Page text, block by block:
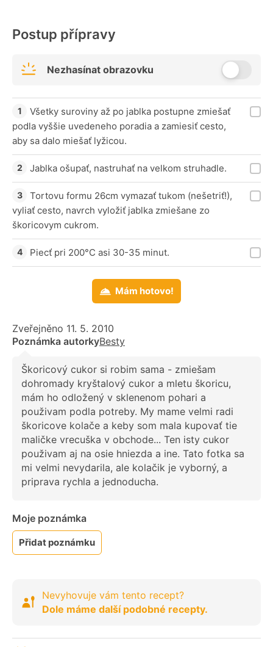
Postup přípravy
Nezhasínat obrazovku
Všetky suroviny až po jablka postupne zmiešať
podla vyššie uvedeneho poradia a zamiesiť cesto,
aby sa dalo miešať lyžicou.
Jablka ošupať, nastruhať na velkom struhadle.
Tortovu formu 26cm vymazať tukom (nešetriť!),
vyliať cesto, navrch vyložiť jablka zmiešane zo
škoricovym cukrom.
Piecť pri 200°C asi 30-35 minut.
Mám hotovo!
Zveřejněno 11. 5. 2010
Poznámka autorkyBesty
Škoricový cukor si robim sama - zmiešam
dohromady kryštalový cukor a mletu škoricu,
mám ho odložený v sklenenom pohari a
použivam podla potreby. My mame velmi radi
škoricove kolače a keby som mala kupovať tie
maličke vrecuška v obchode... Ten isty cukor
použivam aj na osie hniezda a ine. Tato fotka sa
mi velmi nevydarila, ale kolačik je vyborný, a
priprava rychla a jednoducha.
Moje poznámka
Přidat poznámku
Nevyhovuje vám tento recept?
Dole máme další podobné recepty.